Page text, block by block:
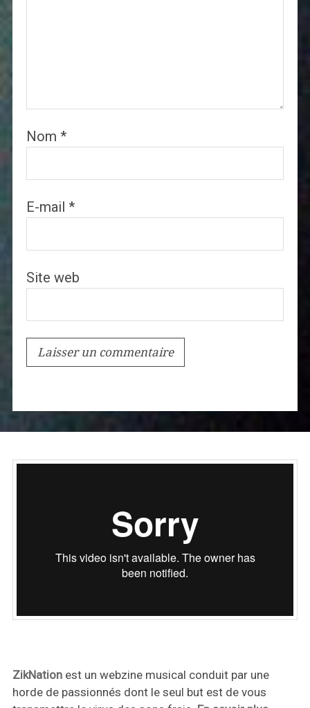
Nom *
E-mail *
Site web
ZikNationest un webzine musical conduit par une
horde de passionnés dont le seul but est de vous